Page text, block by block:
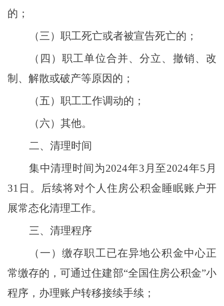
的；
（三）职工死亡或者被宣告死亡的；
（四）职工单位合并、分立、撤销、改
制、解散或破产等原因的；
（五）职工工作调动的；
（六）其他。
二、清理时间
集中清理时间为2024年3 月至2024年5 月
31 日。后续将对个人住房公积金睡眠账户开
展常态化清理工作。
三、清理程序
（一）缴存职工已在异地公积金中心正
常缴存的，可通过住建部“全国住房公积金”小
程序，办理账户转移接续手续；